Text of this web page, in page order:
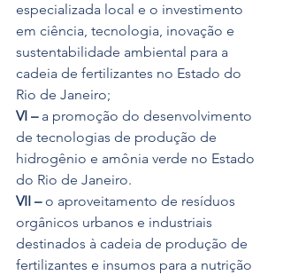
especializada local e o investimento
em ciência, tecnologia, inovação e
sustentabilidade ambiental para a
cadeia de fertilizantes no Estado do
Rio de Janeiro;
VI – a promoção do desenvolvimento
de tecnologias de produção de
hidrogênio e amônia verde no Estado
do Rio de Janeiro.
VII – o aproveitamento de resíduos
orgânicos urbanos e industriais
destinados à cadeia de produção de
fertilizantes e insumos para a nutrição